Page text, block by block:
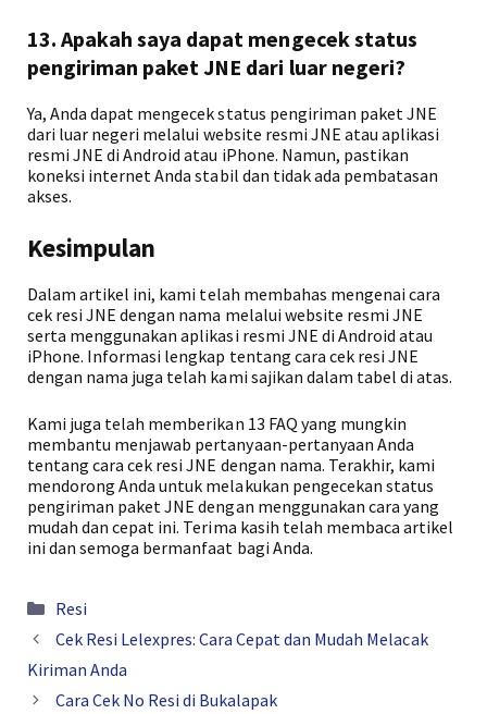
13. Apakah saya dapat mengecek status
pengiriman paket JNE dari luar negeri?
Ya, Anda dapat mengecek status pengiriman paket JNE
dari luar negeri melalui website resmi JNE atau aplikasi
resmi JNE di Android atau iPhone. Namun, pastikan
koneksi internet Anda stabil dan tidak ada pembatasan
akses.
Kesimpulan
Dalam artikel ini, kami telah membahas mengenai cara
cek resi JNE dengan nama melalui website resmi JNE
serta menggunakan aplikasi resmi JNE di Android atau
iPhone. Informasi lengkap tentang cara cek resi JNE
dengan nama juga telah kami sajikan dalam tabel di atas.
Kami juga telah memberikan 13 FAQ yang mungkin
membantu menjawab pertanyaan-pertanyaan Anda
tentang cara cek resi JNE dengan nama. Terakhir, kami
mendorong Anda untuk melakukan pengecekan status
pengiriman paket JNE dengan menggunakan cara yang
mudah dan cepat ini. Terima kasih telah membaca artikel
ini dan semoga bermanfaat bagi Anda.
Kategori
Resi
Cek Resi Lelexpres: Cara Cepat dan Mudah Melacak
Kiriman Anda
Cara Cek No Resi di Bukalapak